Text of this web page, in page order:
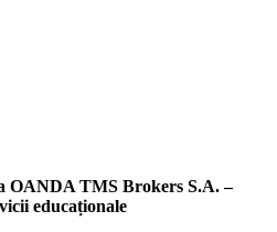
OANDA TMS Brokers S.A. –
educaționale